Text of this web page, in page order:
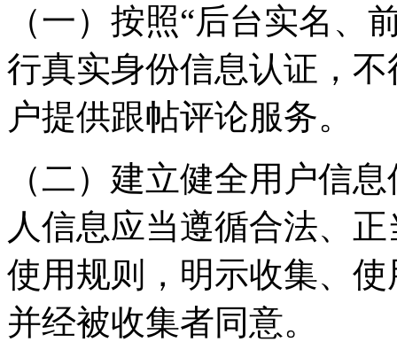
（一）按照“后台实名、
行真实身份信息认证，
户提供跟帖评论服务。
（二）建立健全用户信
人信息应当遵循合法、
使用规则，明示收集、
并经被收集者同意。